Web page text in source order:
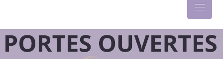
Menu